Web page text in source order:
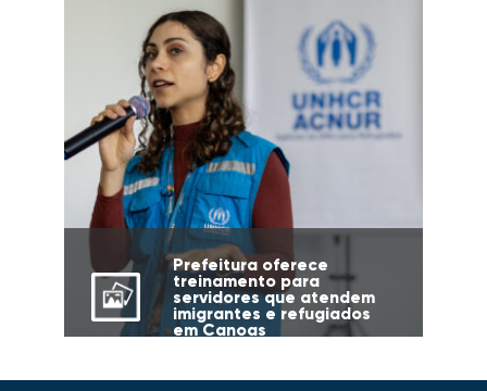
Prefeitura oferece
treinamento para
servidores que atendem
imigrantes e refugiados
em Canoas